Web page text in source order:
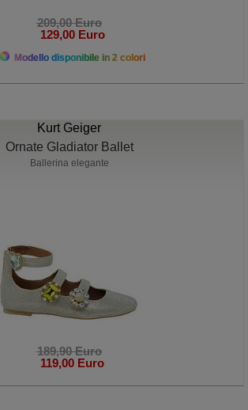
209,00 Euro
129,00 Euro
Modello disponibile in 2 colori
Kurt Geiger
Ornate Gladiator Ballet
Ballerina elegante
189,90 Euro
119,00 Euro